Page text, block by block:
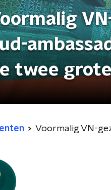
twee
Voormalig VN-